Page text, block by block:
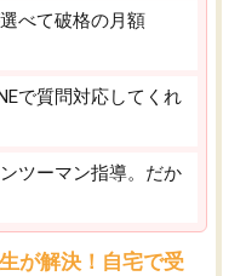
べて破格の月額
で質問対応してくれ
ツーマン指導。だか
が解決！自宅で受